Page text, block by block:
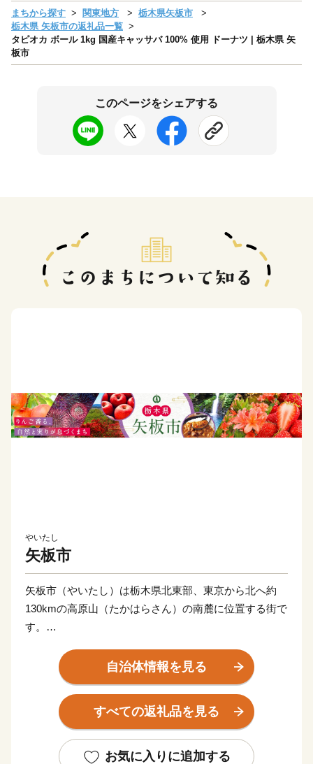
まちから探す 関東地方
栃木県矢板市
栃木県 矢板市の返礼品一覧
タピオカ ボール 1kg 国産キャッサバ 100% 使用 ドーナツ | 栃木県 矢
板市
このページをシェアする
やいたし
矢板市
矢板市（やいたし）は栃木県北東部、東京から北へ約
130kmの高原山（たかはらさん）の南麓に位置する街で
す。
実感できる場所ですが、東北自動車道、国道4号線、JR
宇都宮線が市の南北に通り、矢板駅と片岡駅の2つの駅
を擁する大変交通の便の良いところでもあります。
矢板市のシンボルでもある高原山には県民の森や八方ヶ
群生、秋には素晴らしい紅葉や黄金色の稲穂に市の特産
自治体情報を見る
すべての返礼品を見る
お気に入りに追加する